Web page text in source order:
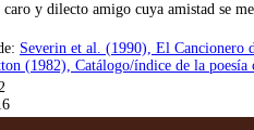
y dilecto amigo cuya amistad se
Severin et al. (1990), El Cancionero
(1982), Catálogo/índice de la